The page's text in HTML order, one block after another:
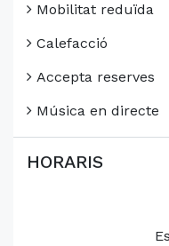
Mobilitat reduïda
Calefacció
Accepta reserves
Música en directe
HORARIS